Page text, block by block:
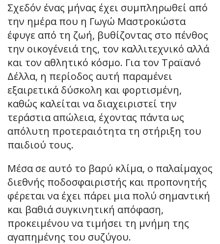
Σχεδόν ένας μήνας έχει συμπληρωθεί από
την ημέρα που η Γωγώ Μαστροκώστα
έφυγε από τη ζωή, βυθίζοντας στο πένθος
την οικογένειά της, τον καλλιτεχνικό αλλά
και τον αθλητικό κόσμο. Για τον Τραϊανό
Δέλλα, η περίοδος αυτή παραμένει
εξαιρετικά δύσκολη και φορτισμένη,
καθώς καλείται να διαχειριστεί την
τεράστια απώλεια, έχοντας πάντα ως
απόλυτη προτεραιότητα τη στήριξη του
παιδιού τους.
Μέσα σε αυτό το βαρύ κλίμα, ο παλαίμαχος
διεθνής ποδοσφαιριστής και προπονητής
φέρεται να έχει πάρει μια πολύ σημαντική
και βαθιά συγκινητική απόφαση,
προκειμένου να τιμήσει τη μνήμη της
αγαπημένης του συζύγου.